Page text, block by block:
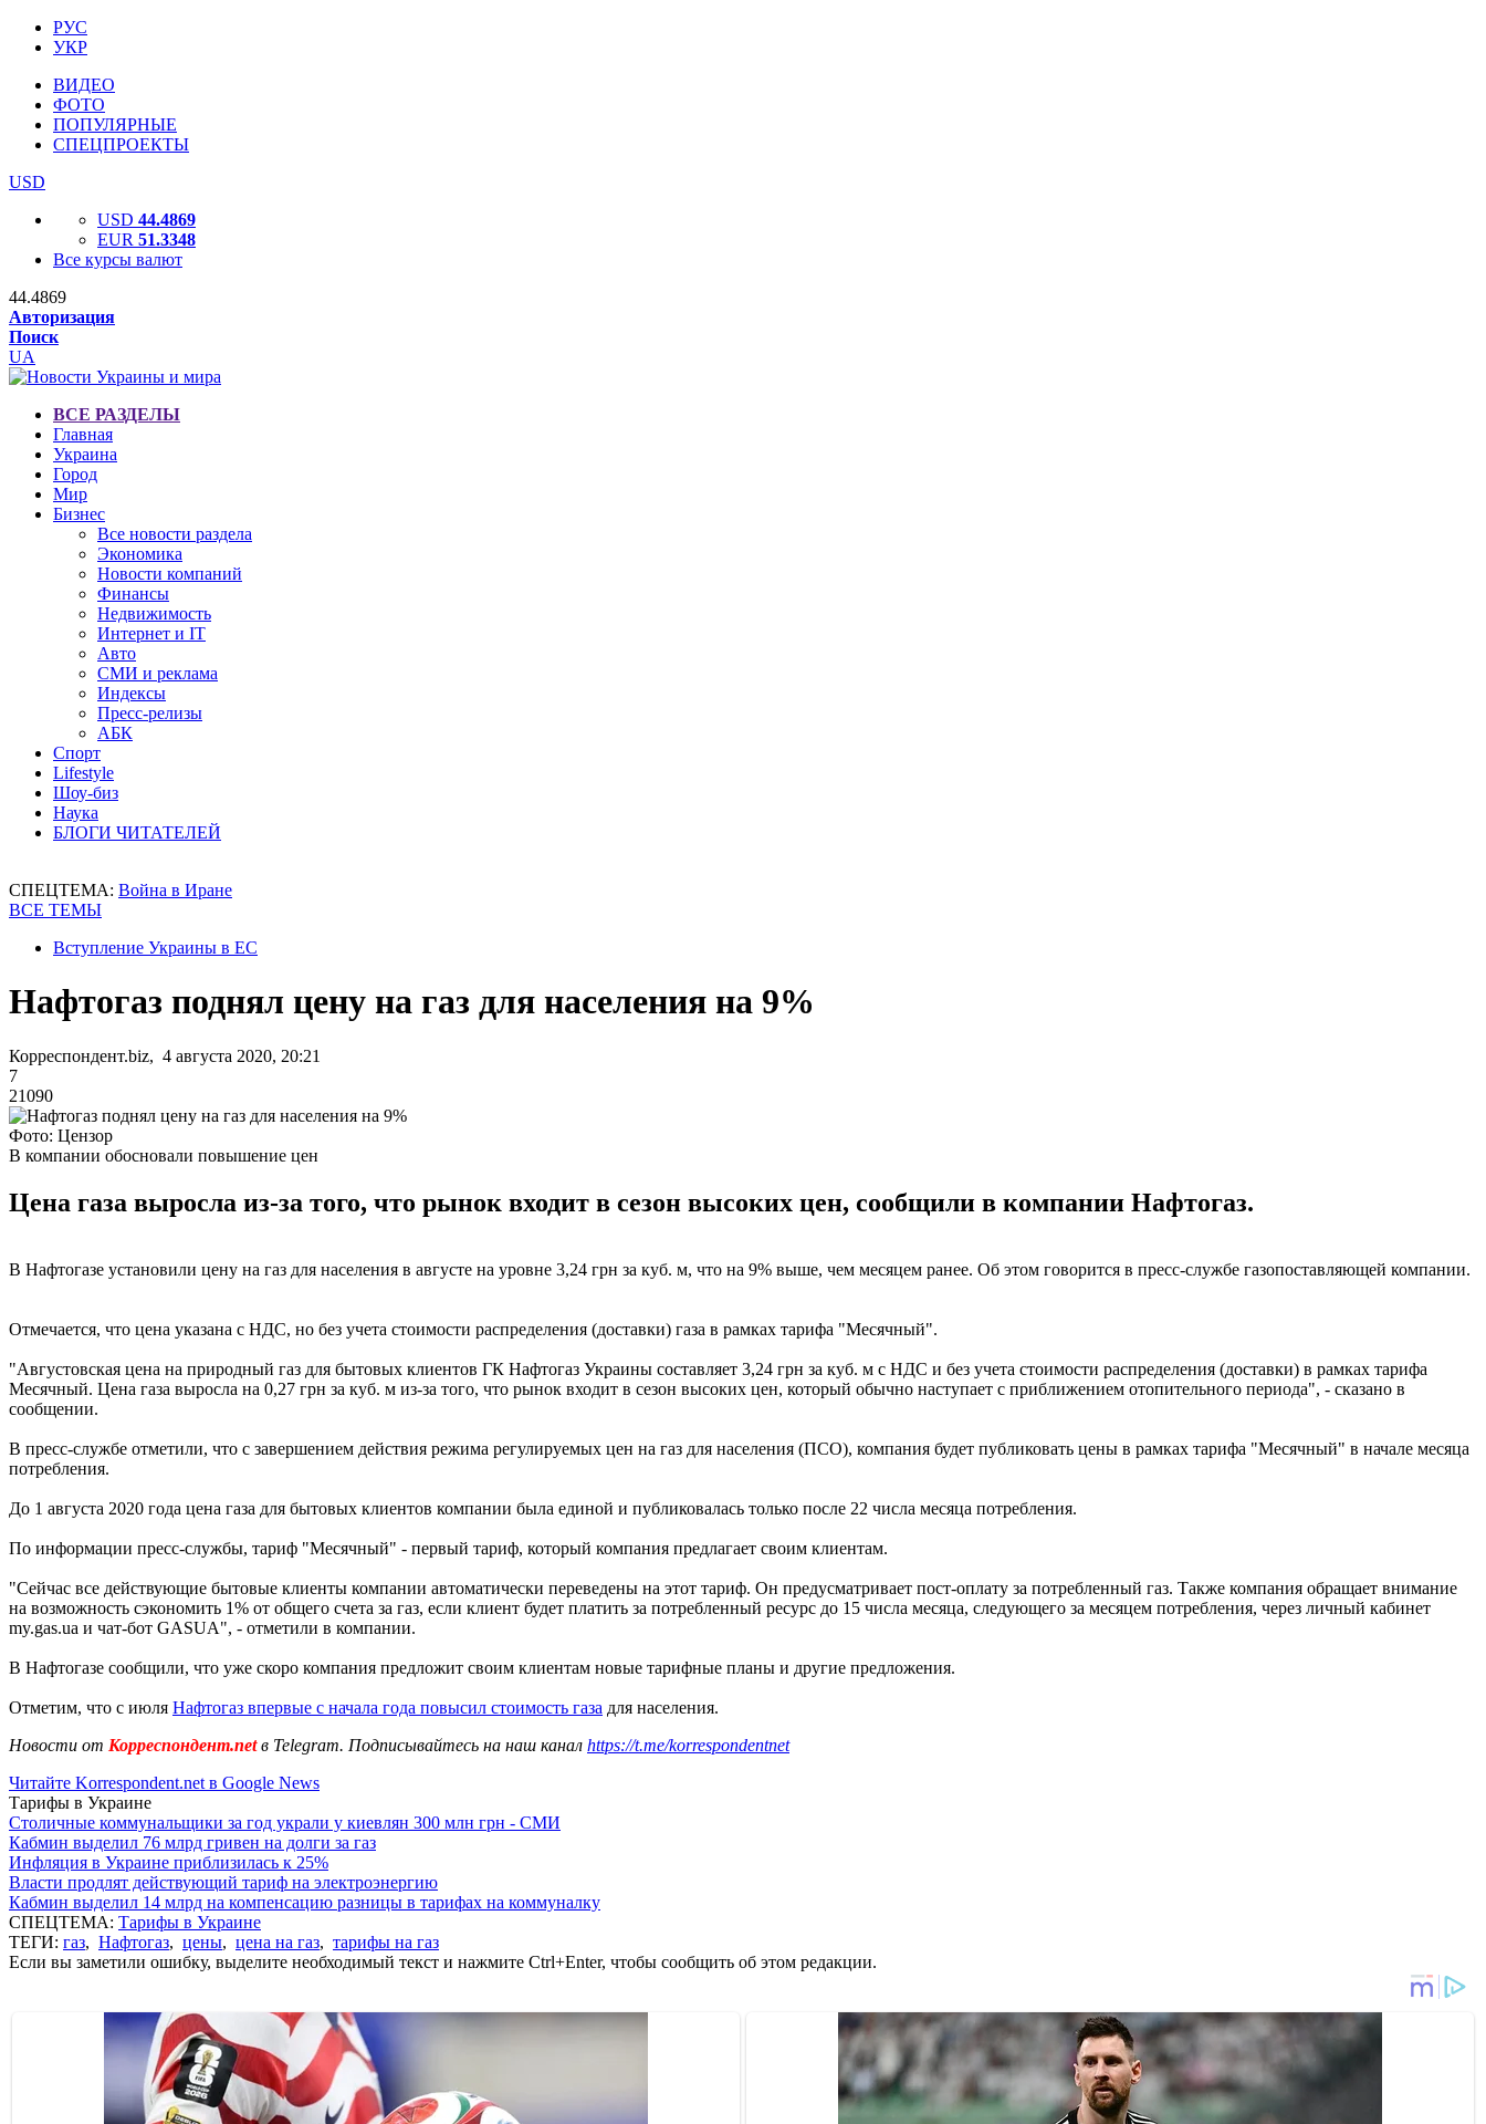
РУС
УКР
ВИДЕО
ФОТО
ПОПУЛЯРНЫЕ
СПЕЦПРОЕКТЫ
USD
USD 44.4869
EUR 51.3348
Все курсы валют
44.4869
Авторизация
Поиск
UA
ВСЕ РАЗДЕЛЫ
Главная
Украина
Город
Мир
Бизнес
Все новости раздела
Экономика
Новости компаний
Финансы
Недвижимость
Интернет и IT
Авто
СМИ и реклама
Индексы
Пресс-релизы
АБК
Спорт
Lifestyle
Шоу-биз
Наука
БЛОГИ ЧИТАТЕЛЕЙ
СПЕЦТЕМА: Война в Иране
ВСЕ ТЕМЫ
Вступление Украины в ЕС
Нафтогаз поднял цену на газ для населения на 9%
Корреспондент.biz, 4 августа 2020, 20:21
7
21090
Фото: Цензор
В компании обосновали повышение цен
Цена газа выросла из-за того, что рынок входит в сезон высоких цен, сообщили в компании Нафтогаз.
В Нафтогазе установили цену на газ для населения в августе на уровне 3,24 грн за куб. м, что на 9% выше, чем месяцем ранее. Об этом говорится в пресс-службе газопоставляющей компании.
Отмечается, что цена указана с НДС, но без учета стоимости распределения (доставки) газа в рамках тарифа "Месячный".
"Августовская цена на природный газ для бытовых клиентов ГК Нафтогаз Украины составляет 3,24 грн за куб. м с НДС и без учета стоимости распределения (доставки) в рамках тарифа
Месячный. Цена газа выросла на 0,27 грн за куб. м из-за того, что рынок входит в сезон высоких цен, который обычно наступает с приближением отопительного периода", - сказано в
сообщении.
В пресс-службе отметили, что с завершением действия режима регулируемых цен на газ для населения (ПСО), компания будет публиковать цены в рамках тарифа "Месячный" в начале месяца
потребления.
До 1 августа 2020 года цена газа для бытовых клиентов компании была единой и публиковалась только после 22 числа месяца потребления.
По информации пресс-службы, тариф "Месячный" - первый тариф, который компания предлагает своим клиентам.
"Сейчас все действующие бытовые клиенты компании автоматически переведены на этот тариф. Он предусматривает пост-оплату за потребленный газ. Также компания обращает внимание
на возможность сэкономить 1% от общего счета за газ, если клиент будет платить за потребленный ресурс до 15 числа месяца, следующего за месяцем потребления, через личный кабинет
my.gas.ua и чат-бот GASUA", - отметили в компании.
В Нафтогазе сообщили, что уже скоро компания предложит своим клиентам новые тарифные планы и другие предложения.
Отметим, что с июля Нафтогаз впервые с начала года повысил стоимость газа для населения.
Новости от Корреспондент.netв Telegram. Подписывайтесь на наш канал https://t.me/korrespondentnet
Читайте Korrespondent.net в Google News
Тарифы в Украине
Столичные коммунальщики за год украли у киевлян 300 млн грн - СМИ
Кабмин выделил 76 млрд гривен на долги за газ
Инфляция в Украине приблизилась к 25%
Власти продлят действующий тариф на электроэнергию
Кабмин выделил 14 млрд на компенсацию разницы в тарифах на коммуналку
СПЕЦТЕМА: Тарифы в Украине
ТЕГИ: газ, Нафтогаз, цены, цена на газ, тарифы на газ
Если вы заметили ошибку, выделите необходимый текст и нажмите Ctrl+Enter, чтобы сообщить об этом редакции.